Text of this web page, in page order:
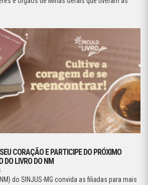
CORAÇÃO E PARTICIPE DO PRÓXIMO
DO LIVRO DO NM
do SINJUS-MG convida as filiadas para mais